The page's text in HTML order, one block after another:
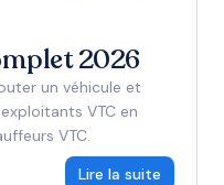
2026
un véhicule et
VTC en
VTC.
Lire la suite